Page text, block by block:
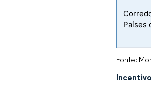
Países
Fonte: